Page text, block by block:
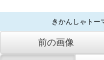
きかんしゃトー
前の画像